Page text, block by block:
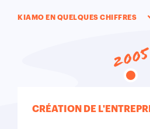
KIAMO EN QUELQUES CHIFFRES
2005
CRÉATION DE